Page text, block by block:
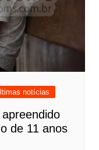
notícias
de 11 anos